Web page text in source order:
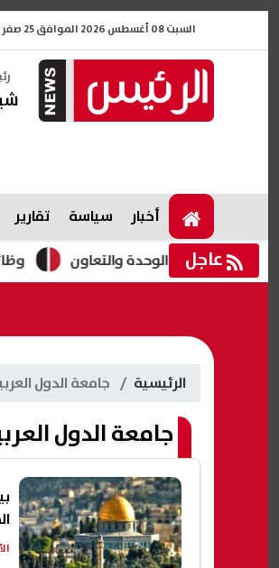
السبت 08 أغسطس 2026 الموافق 25 صفر 1448
أخبار سياسة تقارير
عاجل وظائف وزارة العمل 2026.. فرص جديدة للشباب برواتب تصل الوحدة والتعاون
الرئيسية جامعة الدول
جامعة الدول